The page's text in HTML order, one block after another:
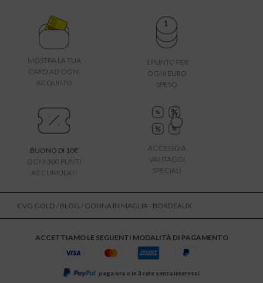
MOSTRA LA TUA
CARD AD OGNI
ACQUISTO
1 PUNTO PER
OGNI EURO
SPESO
BUONO DI 10€
OGNI 300 PUNTI
ACCUMULATI
ACCESSO A
VANTAGGI
SPECIALI
CVG GOLD / BLOG / GONNA IN MAGLIA - BORDEAUX
ACCETTIAMO LE SEGUENTI MODALITÀ DI PAGAMENTO
paga ora o in 3 rate senza interessi